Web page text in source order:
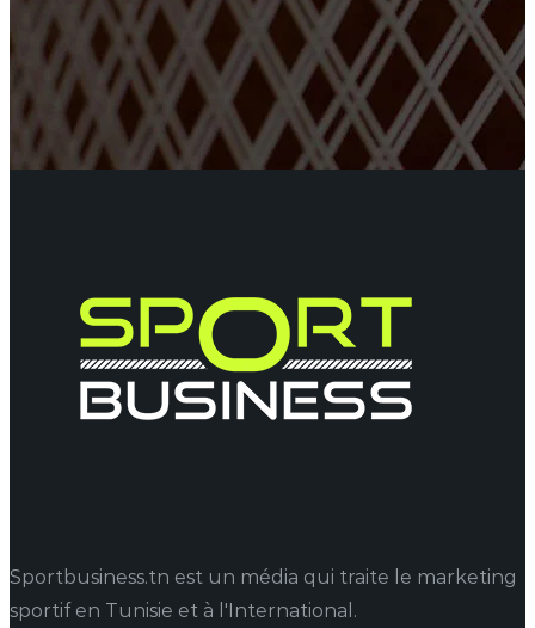
Sportbusiness.tn est un média qui traite le marketing
sportif en Tunisie et à l'International.